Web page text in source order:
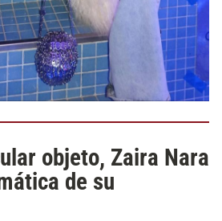
objeto, Zaira Nara
de su